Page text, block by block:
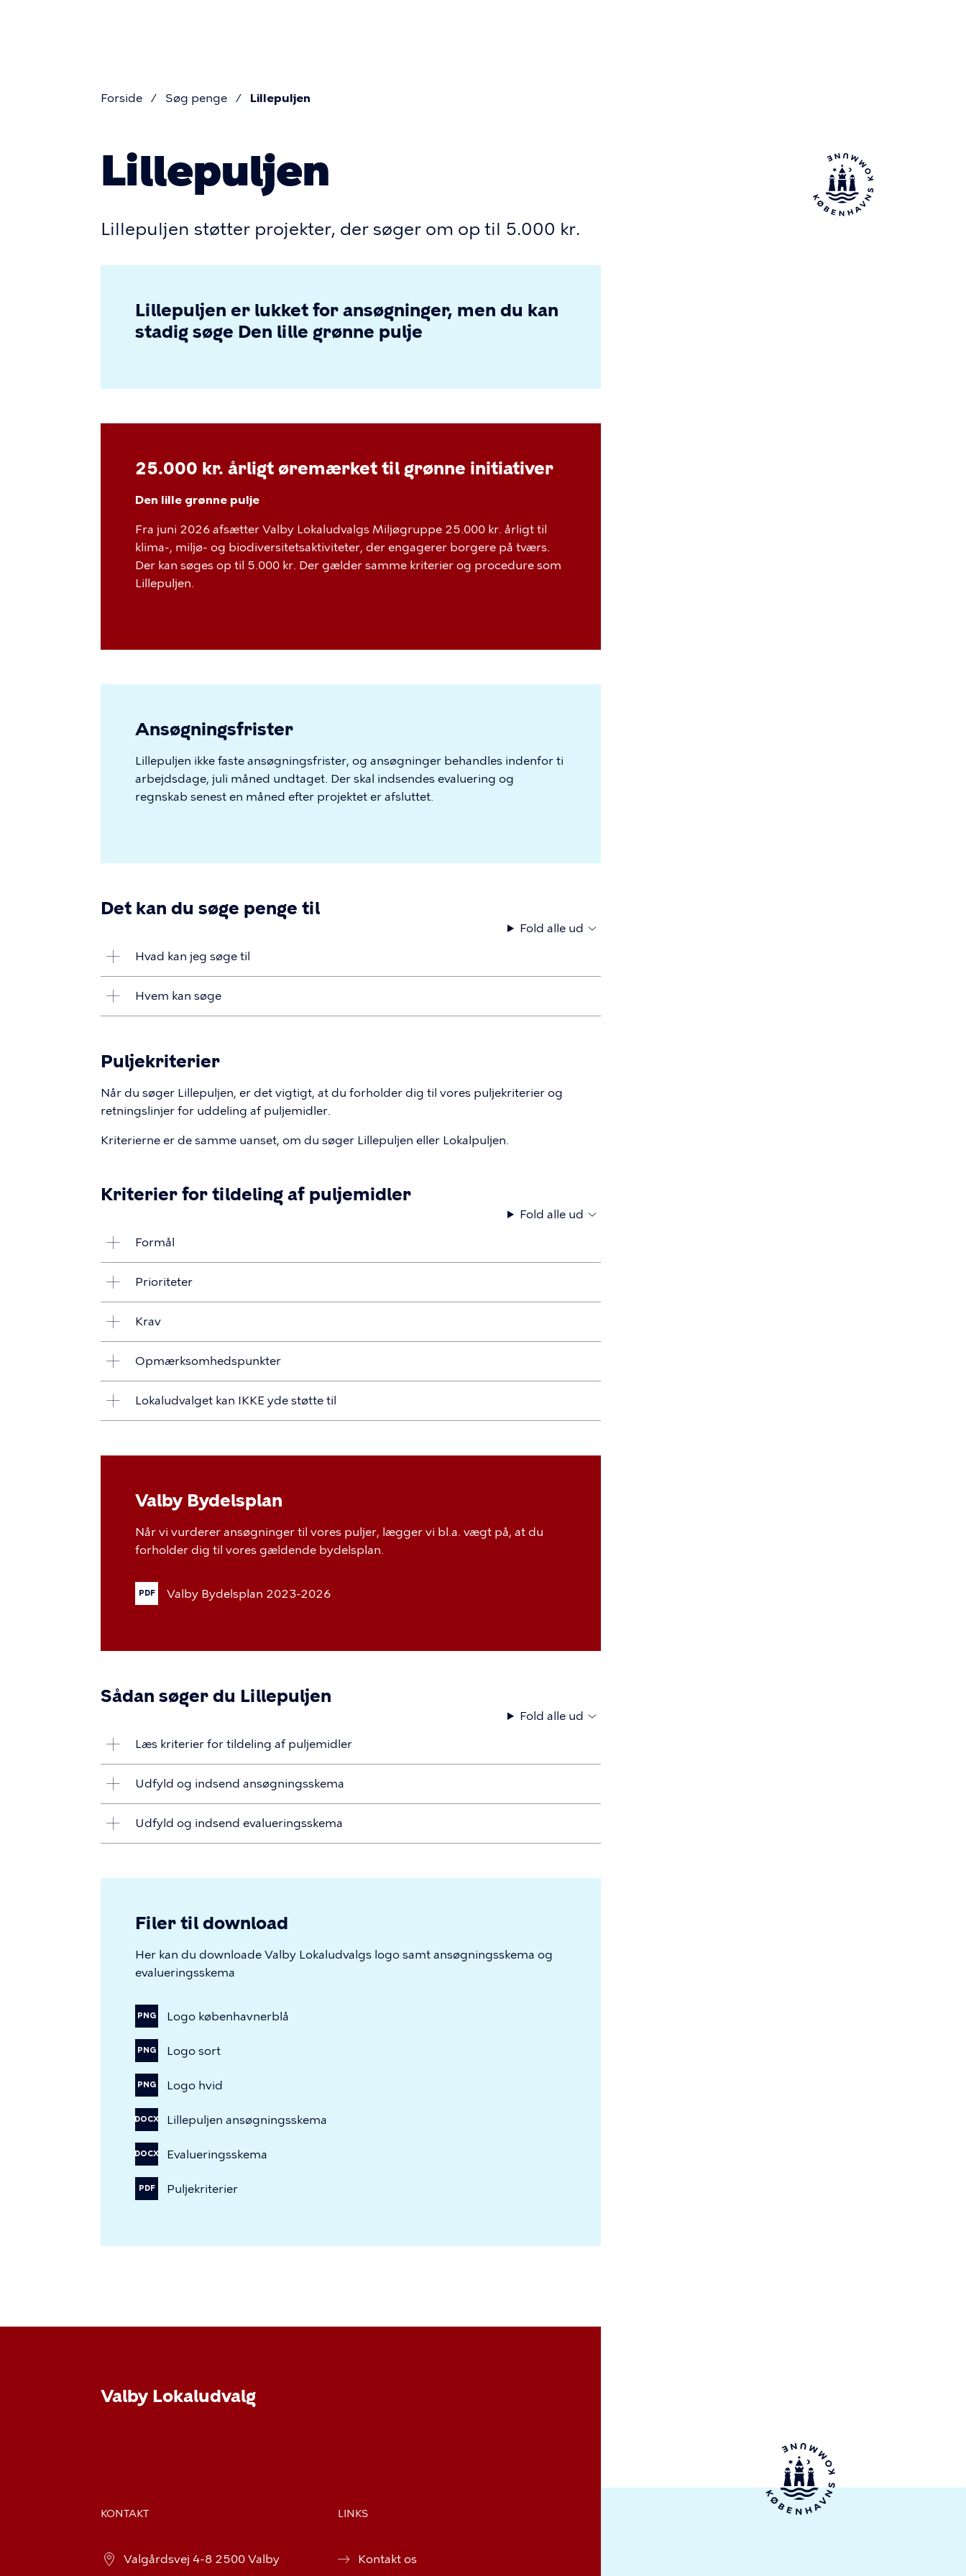
Brødkrumme
Forside Søg penge Lillepuljen
Lillepuljen
Lillepuljen støtter projekter, der søger om op til 5.000 kr.
Lillepuljen er lukket for ansøgninger, men du kan
stadig søge Den lille grønne pulje
25.000 kr. årligt øremærket til grønne initiativer
Den lille grønne pulje
Fra juni 2026 afsætter Valby Lokaludvalgs Miljøgruppe 25.000 kr. årligt til
klima-, miljø- og biodiversitetsaktiviteter, der engagerer borgere på tværs.
Der kan søges op til 5.000 kr. Der gælder samme kriterier og procedure som
Lillepuljen.
Ansøgningsfrister
Lillepuljen ikke faste ansøgningsfrister, og ansøgninger behandles indenfor ti
arbejdsdage, juli måned undtaget. Der skal indsendes evaluering og
regnskab senest en måned efter projektet er afsluttet.
Det kan du søge penge til
Fold alle ud
Hvad kan jeg søge til
Hvem kan søge
Puljekriterier
Når du søger Lillepuljen, er det vigtigt, at du forholder dig til vores puljekriterier og
retningslinjer for uddeling af puljemidler.
Kriterierne er de samme uanset, om du søger Lillepuljen eller Lokalpuljen.
Kriterier for tildeling af puljemidler
Fold alle ud
Formål
Prioriteter
Krav
Opmærksomhedspunkter
Lokaludvalget kan IKKE yde støtte til
Valby Bydelsplan
Når vi vurderer ansøgninger til vores puljer, lægger vi bl.a. vægt på, at du
forholder dig til vores gældende bydelsplan.
PDF Valby Bydelsplan 2023-2026
Sådan søger du Lillepuljen
Fold alle ud
Læs kriterier for tildeling af puljemidler
Udfyld og indsend ansøgningsskema
Udfyld og indsend evalueringsskema
Filer til download
Her kan du downloade Valby Lokaludvalgs logo samt ansøgningsskema og
evalueringsskema
PNG Logo københavnerblå
PNG Logo sort
PNG Logo hvid
DOCX Lillepuljen ansøgningsskema
DOCX Evalueringsskema
PDF Puljekriterier
Valby Lokaludvalg
KONTAKT
Valgårdsvej 4-8 2500 Valby
LINKS
Kontakt os